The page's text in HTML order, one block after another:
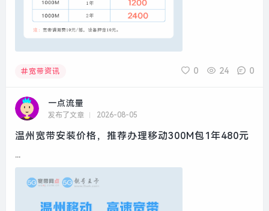
宽带资讯 0 24 0
一点流量
发布了文章 2026-08-05
温州宽带安装价格，推荐办理移动300M包1年480元
...